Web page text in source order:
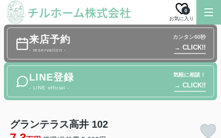
お気に入り
0
来店予約
- reservation -
カンタン60秒
→ CLICK!!
LINE登録
- LINE official -
気軽に相談！
→ CLICK!!
グランテラス高井 102